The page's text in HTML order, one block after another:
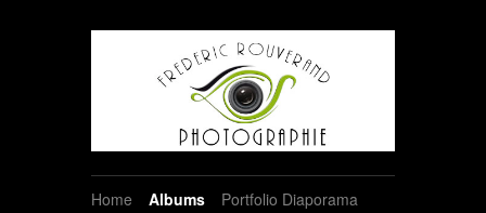
Home Albums
Portfolio Diaporama